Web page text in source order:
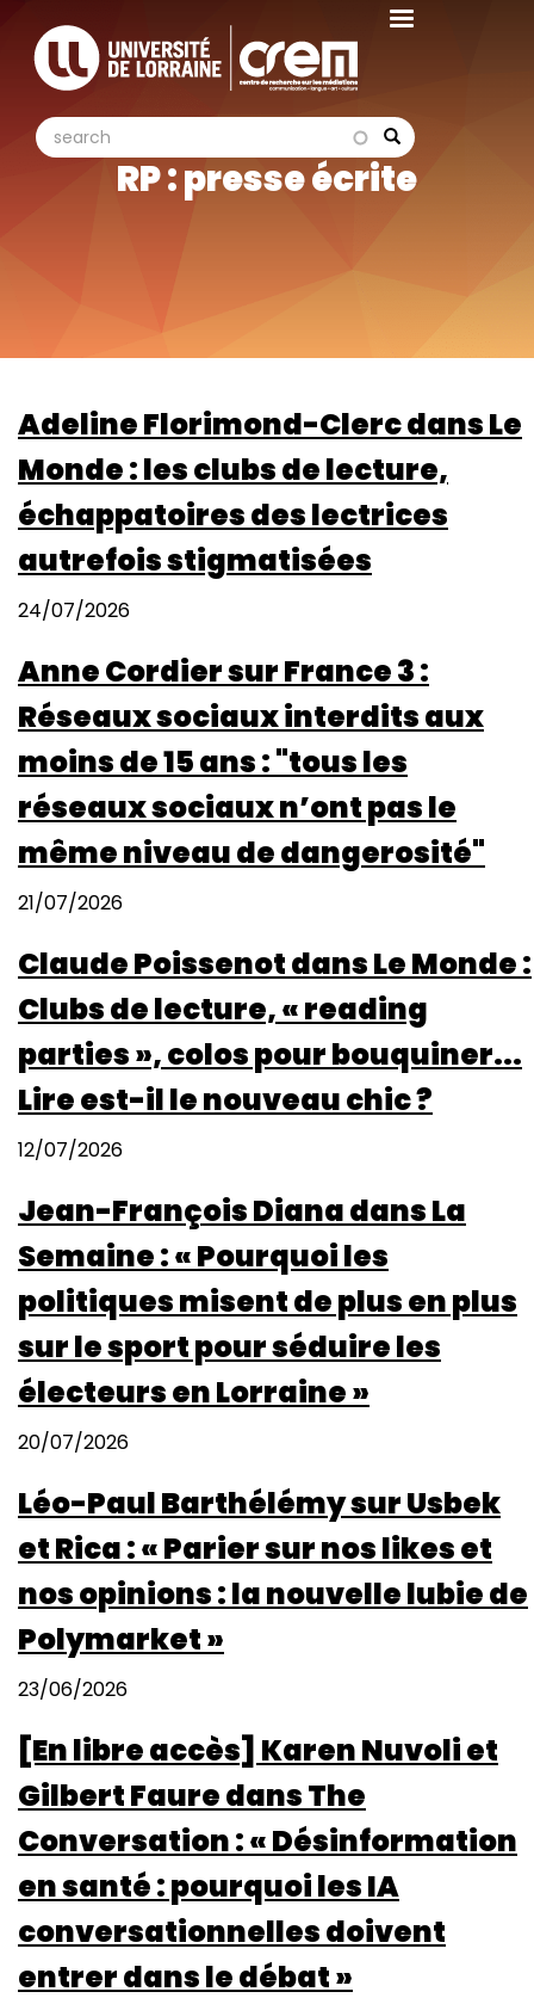
contenu
Search
search search
RP : presse écrite
Adeline Florimond-Clerc dans Le
Monde : les clubs de lecture,
échappatoires des lectrices
autrefois stigmatisées
24/07/2026
Anne Cordier sur France 3 :
Réseaux sociaux interdits aux
moins de 15 ans : "tous les
réseaux sociaux n’ont pas le
même niveau de dangerosité"
21/07/2026
Claude Poissenot dans Le Monde :
Clubs de lecture, « reading
parties », colos pour bouquiner...
Lire est-il le nouveau chic ?
12/07/2026
Jean-François Diana dans La
Semaine : « Pourquoi les
politiques misent de plus en plus
sur le sport pour séduire les
électeurs en Lorraine »
20/07/2026
Léo-Paul Barthélémy sur Usbek
et Rica : « Parier sur nos likes et
nos opinions : la nouvelle lubie de
Polymarket »
23/06/2026
[En libre accès] Karen Nuvoli et
Gilbert Faure dans The
Conversation : « Désinformation
en santé : pourquoi les IA
conversationnelles doivent
entrer dans le débat »